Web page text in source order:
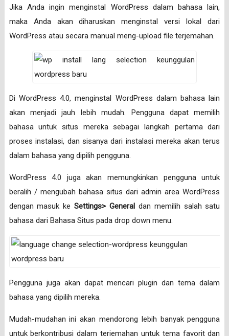
Jika Anda ingin menginstal WordPress dalam bahasa lain,
maka Anda akan diharuskan menginstal versi lokal dari
WordPress atau secara manual meng-upload file terjemahan.
Di WordPress 4.0, menginstal WordPress dalam bahasa lain
akan menjadi jauh lebih mudah. Pengguna dapat memilih
bahasa untuk situs mereka sebagai langkah pertama dari
proses instalasi, dan sisanya dari instalasi mereka akan terus
dalam bahasa yang dipilih pengguna.
WordPress 4.0 juga akan memungkinkan pengguna untuk
beralih / mengubah bahasa situs dari admin area WordPress
dengan masuk keSettings> Generaldan memilih salah satu
bahasa dari Bahasa Situs pada drop down menu.
Pengguna juga akan dapat mencari plugin dan tema dalam
bahasa yang dipilih mereka.
Mudah-mudahan ini akan mendorong lebih banyak pengguna
untuk berkontribusi dalam terjemahan untuk tema favorit dan